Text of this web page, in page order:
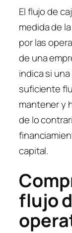
El flujo de
medida de
por las
de una
indica si
suficiente
mantener y
de lo
capital.
flujo